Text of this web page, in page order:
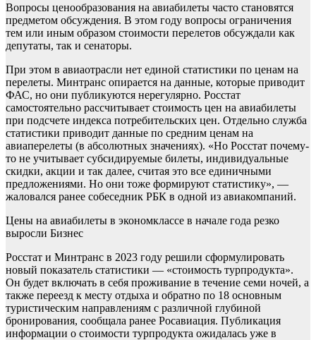
Вопросы ценообразования на авиабилеты часто становятся
предметом обсуждения. В этом году вопросы ограничения
тем или иным образом стоимости перелетов обсуждали как
депутаты, так и сенаторы.
При этом в авиаотрасли нет единой статистики по ценам на
перелеты. Минтранс опирается на данные, которые приводит
ФАС, но они публикуются нерегулярно. Росстат
самостоятельно рассчитывает стоимость цен на авиабилеты
при подсчете индекса потребительских цен. Отдельно служба
статистики приводит данные по средним ценам на
авиаперелеты (в абсолютных значениях). «Но Росстат почему-
то не учитывает субсидируемые билеты, индивидуальные
скидки, акции и так далее, считая это все единичными
предложениями. Но они тоже формируют статистику», —
жаловался ранее собеседник РБК в одной из авиакомпаний.
Цены на авиабилеты в экономклассе в начале года резко
выросли Бизнес
Росстат и Минтранс в 2023 году решили сформулировать
новый показатель статистики — «стоимость турпродукта».
Он будет включать в себя проживание в течение семи ночей, а
также переезд к месту отдыха и обратно по 18 основным
туристическим направлениям с различной глубиной
бронирования, сообщала ранее Росавиация. Публикация
информации о стоимости турпродукта ожидалась уже в